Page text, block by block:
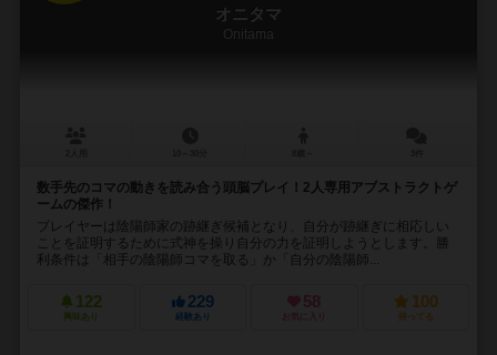
オニタマ
Onitama
数手先のコマの動きを読み合う頭脳プレイ！2人専用アブストラクトゲ
ームの傑作！
プレイヤーは陰陽師家の跡継ぎ候補となり、自分が跡継ぎに相応しい
ことを証明するために式神を操り自分の力を証明しようとします。勝
利条件は「相手の陰陽師コマを取る」か「自分の陰陽師...
122
興味あり
229
経験あり
58
お気に入り
100
持ってる